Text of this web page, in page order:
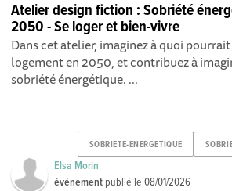
Atelier design fiction : Sobriété
2050 - Se loger et bien-vivre
Dans cet atelier, imaginez à quoi
logement en 2050, et contribuez à
sobriété énergétique. ...
SOBRIETE-ENERGETIQUE
Elsa Morin
événement publié le08/01/2026